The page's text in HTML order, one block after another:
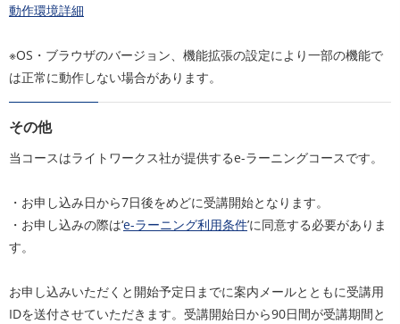
動作環境詳細
※OS・ブラウザのバージョン、機能拡張の設定により一部の機能で
は正常に動作しない場合があります。
その他
当コースはライトワークス社が提供するe-ラーニングコースです。
・お申し込み日から7日後をめどに受講開始となります。
・お申し込みの際は‘e-ラーニング利用条件’に同意する必要がありま
す。
お申し込みいただくと開始予定日までに案内メールとともに受講用
IDを送付させていただきます。受講開始日から90日間が受講期間と